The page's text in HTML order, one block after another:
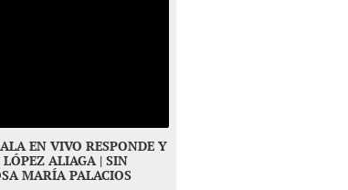
EN VIVO RESPONDE Y
ALIAGA | SIN
MARÍA PALACIOS